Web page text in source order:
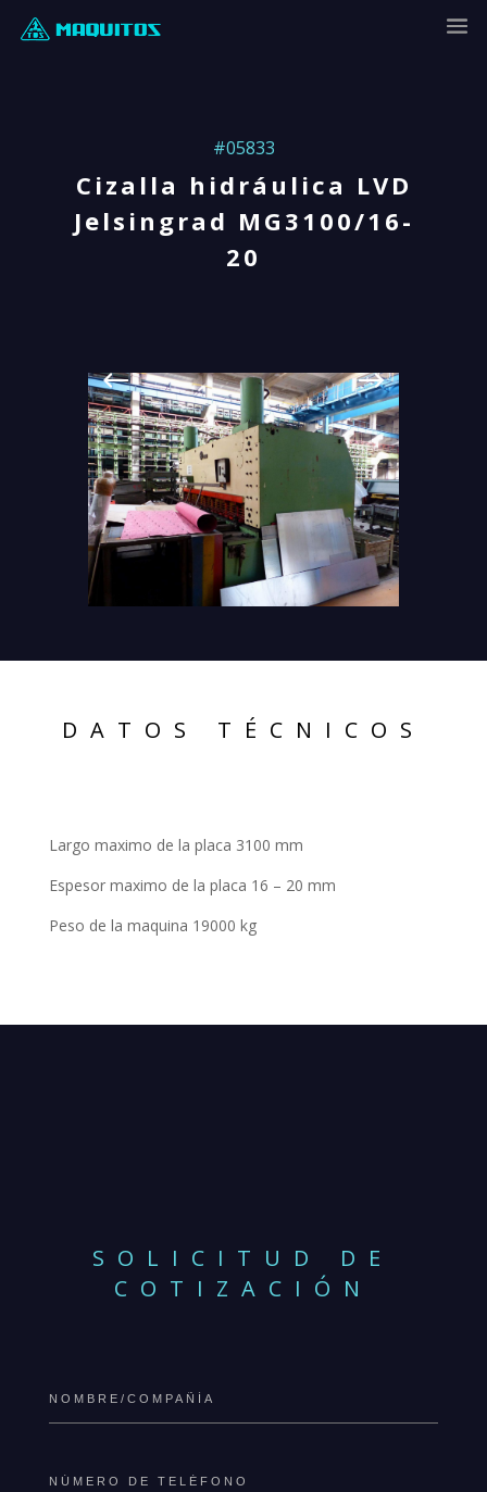
#05833
Cizalla hidráulica LVD
Jelsingrad MG3100/16-
20
DATOS TÉCNICOS
Largo maximo de la placa 3100 mm
Espesor maximo de la placa 16 – 20 mm
Peso de la maquina 19000 kg
SOLICITUD DE
COTIZACIÓN